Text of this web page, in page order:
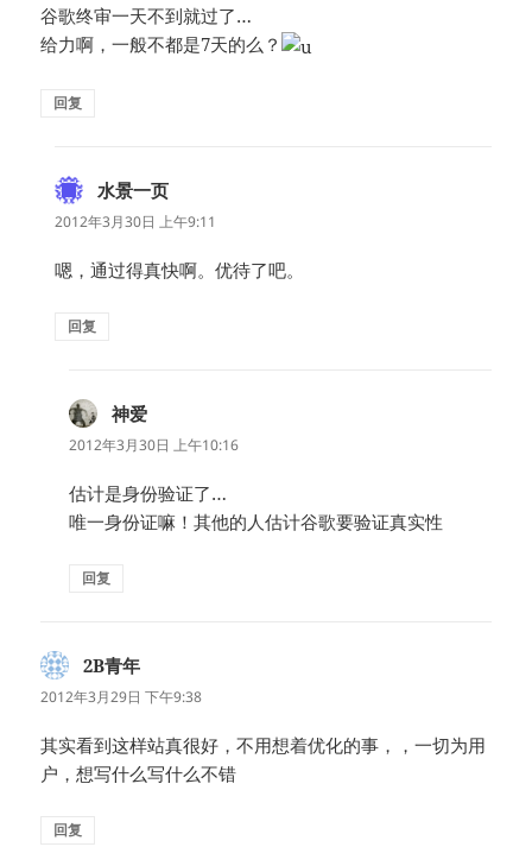
谷歌终审一天不到就过了…
给力啊，一般不都是7天的么？
回复
水景一页
道：
2012年3月30日 上午9:11
嗯，通过得真快啊。优待了吧。
回复
神爱
道：
2012年3月30日 上午10:16
估计是身份验证了…
唯一身份证嘛！其他的人估计谷歌要验证真实性
回复
2B青年
道：
2012年3月29日 下午9:38
其实看到这样站真很好，不用想着优化的事，，一切为用
户，想写什么写什么不错
回复